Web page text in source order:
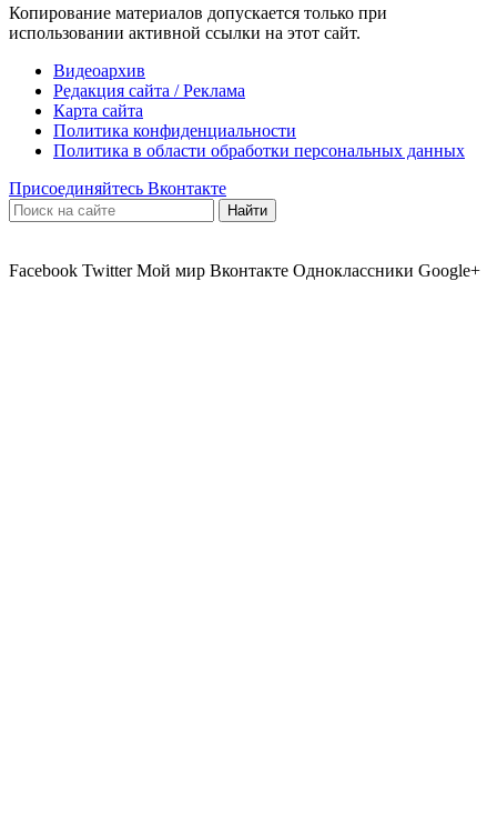
Копирование материалов допускается только при
использовании активной ссылки на этот сайт.
Видеоархив
Редакция сайта / Реклама
Карта сайта
Политика конфиденциальности
Политика в области обработки персональных данных
Присоединяйтесь Вконтакте
Facebook Twitter Мой мир Вконтакте Одноклассники Google+